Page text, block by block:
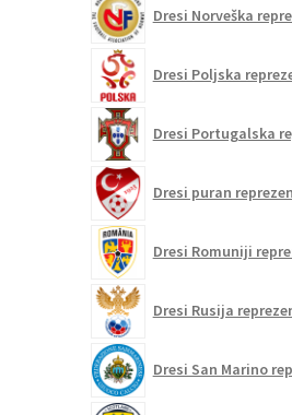
Dresi Norveška
Dresi Poljska
Dresi Portugalska
Dresi puran
Dresi Romuniji
Dresi Rusija
Dresi San Marino